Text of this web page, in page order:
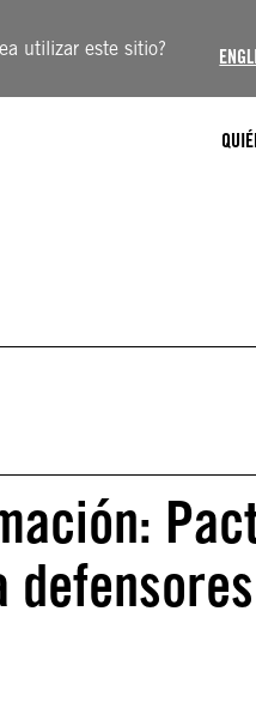
utilizar este sitio?